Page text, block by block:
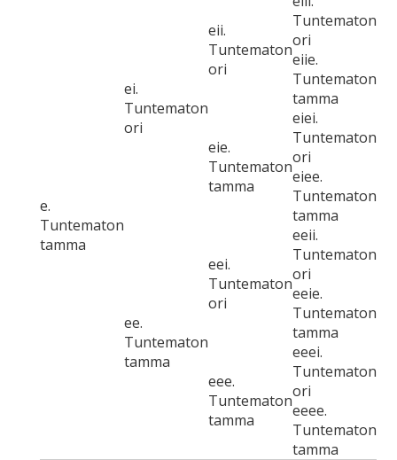
e.
Tuntematon
tamma
ei.
Tuntematon
ori
eii.
Tuntematon
ori
Tuntematon
ori
eiie.
Tuntematon
tamma
eie.
Tuntematon
tamma
eiei.
Tuntematon
ori
eiee.
Tuntematon
tamma
ee.
Tuntematon
tamma
eei.
Tuntematon
ori
eeii.
Tuntematon
ori
eeie.
Tuntematon
tamma
eee.
Tuntematon
tamma
eeei.
Tuntematon
ori
eeee.
Tuntematon
tamma